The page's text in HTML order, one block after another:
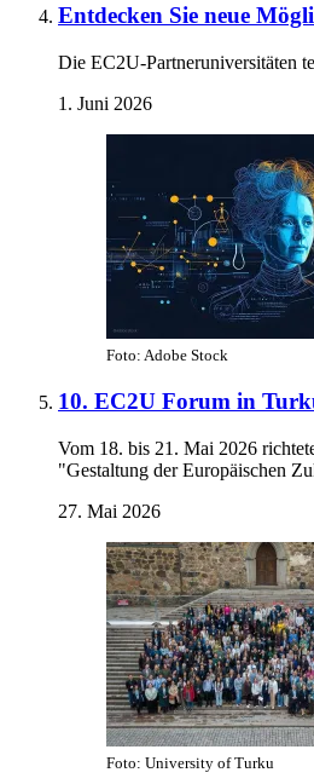
Entdecken Sie neue
Die EC2U-Partneruniversitäten
1. Juni 2026
Foto: Adobe Stock
10. EC2U Forum in
Vom 18. bis 21. Mai 2026
"Gestaltung der Europäischen
27. Mai 2026
Foto: University of Turku